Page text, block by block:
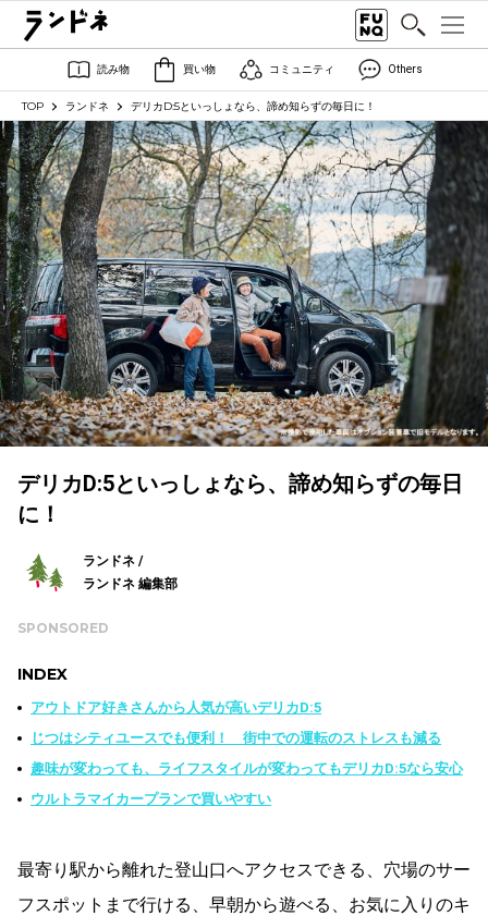
読み物 買い物 コミュニティ Others
TOP ランドネ デリカD:5といっしょなら、諦め知らずの毎日に！
デリカD:5といっしょなら、諦め知らずの毎日
に！
ランドネ /
ランドネ 編集部
SPONSORED
INDEX
アウトドア好きさんから人気が高いデリカD:5
じつはシティユースでも便利！ 街中での運転のストレスも減る
趣味が変わっても、ライフスタイルが変わってもデリカD:5なら安心
ウルトラマイカープランで買いやすい
最寄り駅から離れた登山口へアクセスできる、穴場のサー
フスポットまで行ける、早朝から遊べる、お気に入りのキ